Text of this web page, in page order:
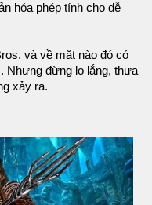
hóa phép tính cho dễ
và về mặt nào đó có
Nhưng đừng lo lắng, thưa
xảy ra.